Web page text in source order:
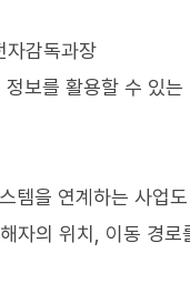
자감독과장
보를 활용할 수 있
템을 연계하는 사업
자의 위치, 이동 경